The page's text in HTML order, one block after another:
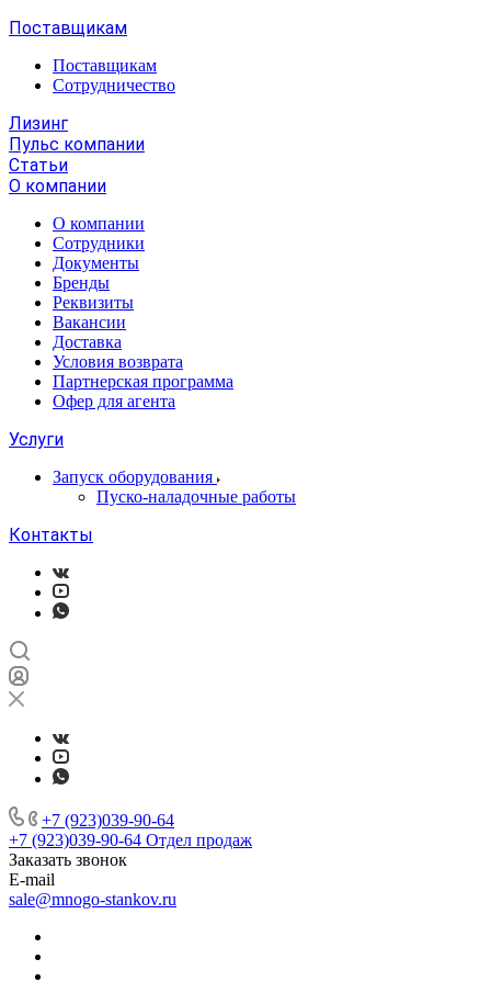
Поставщикам
Поставщикам
Сотрудничество
Лизинг
Пульс компании
Статьи
О компании
О компании
Сотрудники
Документы
Бренды
Реквизиты
Вакансии
Доставка
Условия возврата
Партнерская программа
Офер для агента
Услуги
Запуск оборудования
Пуско-наладочные работы
Контакты
+7 (923)039-90-64
+7 (923)039-90-64 Отдел продаж
Заказать звонок
E-mail
sale@mnogo-stankov.ru